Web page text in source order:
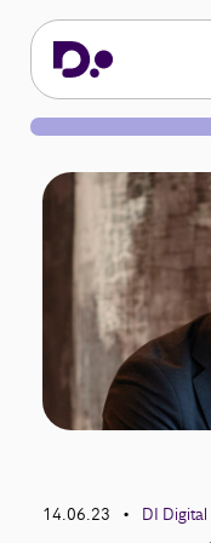
14.06.23 • DI Digital